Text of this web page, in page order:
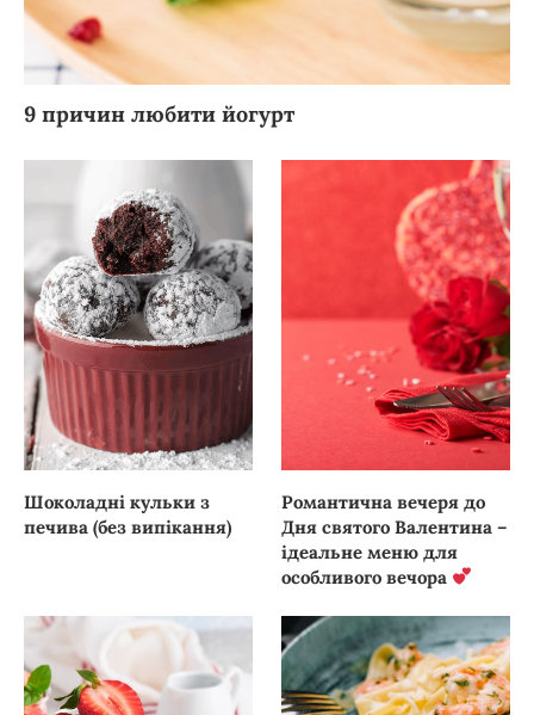
9 причин любити йогурт
Шоколадні кульки з
печива (без випікання)
Романтична вечеря до
Дня святого Валентина –
ідеальне меню для
особливого вечора